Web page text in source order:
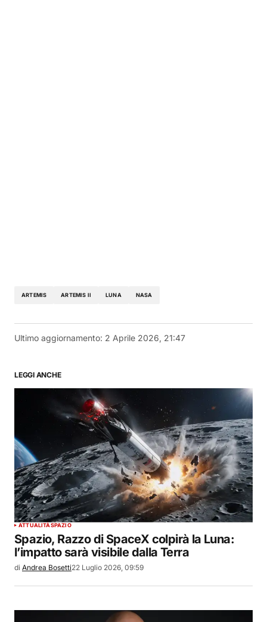
ARTEMIS ARTEMIS II LUNA NASA
Ultimo aggiornamento: 2 Aprile 2026, 21:47
LEGGI ANCHE
ATTUALITÀSPAZIO
Spazio, Razzo di SpaceX colpirà la Luna:
l’impatto sarà visibile dalla Terra
di Andrea Bosetti22 Luglio 2026, 09:59